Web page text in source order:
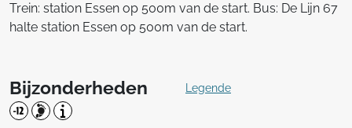
Trein: station Essen op 500m van de start. Bus: De Lijn 67
halte station Essen op 500m van de start.
Bijzonderheden Legende